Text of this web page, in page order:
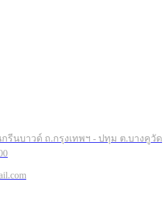
รีนบาวด์ ถ.กรุงเทพฯ - ปทุม ต.บางคูวัด